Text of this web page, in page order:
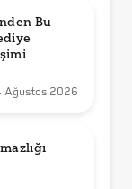
Bu
Ağustos 2026